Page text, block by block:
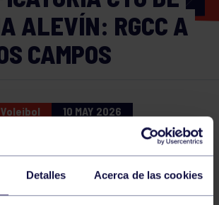
Detalles Acerca de las cookies
ALEVÍN: RGCC A
CAMPOS
Voleibol 10 MAY 2026